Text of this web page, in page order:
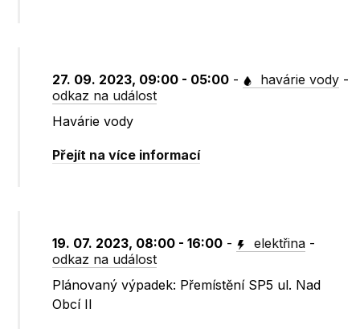
27. 09. 2023, 09:00 - 05:00 - havárie vody -
odkaz na událost
Havárie vody
Přejít na více informací
19. 07. 2023, 08:00 - 16:00 - elektřina -
odkaz na událost
Plánovaný výpadek: Přemístění SP5 ul. Nad
Obcí II